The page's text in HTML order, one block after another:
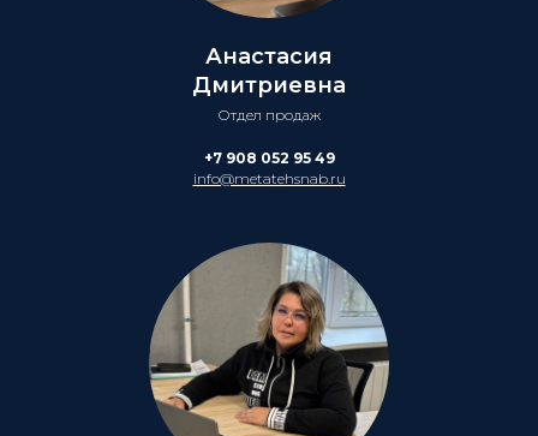
Анастасия
Дмитриевна
Отдел продаж
+7 908 052 95 49
info@metatehsnab.ru